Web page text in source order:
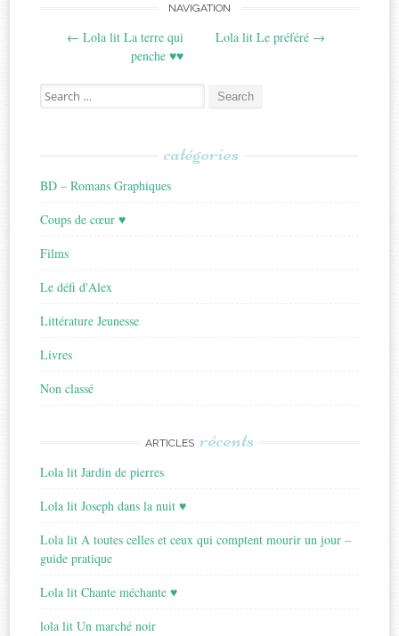
navigation
NAVIGATION
← Lola lit La terre qui
penche ♥♥
Lola lit Le préféré →
Search
for:
catégories
BD – Romans Graphiques
Coups de cœur ♥
Films
Le défi d'Alex
Littérature Jeunesse
Livres
Non classé
ARTICLES récents
Lola lit Jardin de pierres
Lola lit Joseph dans la nuit ♥
Lola lit A toutes celles et ceux qui comptent mourir un jour –
guide pratique
Lola lit Chante méchante ♥
lola lit Un marché noir